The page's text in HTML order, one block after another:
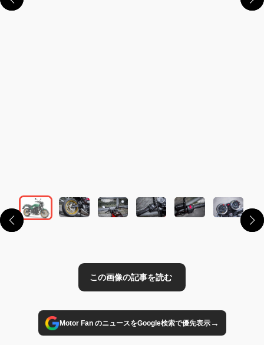
Motor Fan のニュースをGoogle検索で優先表示→